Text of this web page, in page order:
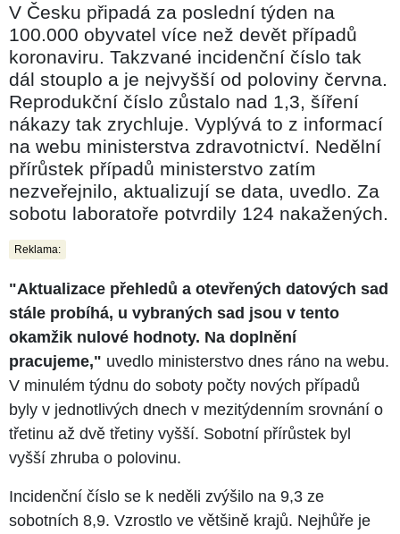
V Česku připadá za poslední týden na
100.000 obyvatel více než devět případů
koronaviru. Takzvané incidenční číslo tak
dál stouplo a je nejvyšší od poloviny června.
Reprodukční číslo zůstalo nad 1,3, šíření
nákazy tak zrychluje. Vyplývá to z informací
na webu ministerstva zdravotnictví. Nedělní
přírůstek případů ministerstvo zatím
nezveřejnilo, aktualizují se data, uvedlo. Za
sobotu laboratoře potvrdily 124 nakažených.
Reklama:
"Aktualizace přehledů a otevřených datových sad
stále probíhá, u vybraných sad jsou v tento
okamžik nulové hodnoty. Na doplnění
pracujeme," uvedlo ministerstvo dnes ráno na webu.
V minulém týdnu do soboty počty nových případů
byly v jednotlivých dnech v mezitýdenním srovnání o
třetinu až dvě třetiny vyšší. Sobotní přírůstek byl
vyšší zhruba o polovinu.
Incidenční číslo se k neděli zvýšilo na 9,3 ze
sobotních 8,9. Vzrostlo ve většině krajů. Nejhůře je